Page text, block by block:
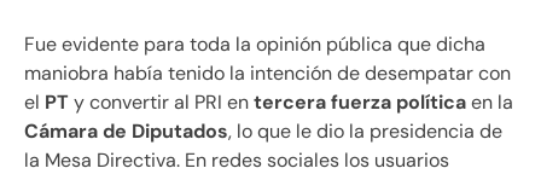
Fue evidente para toda la opinión pública que dicha
maniobra había tenido la intención de desempatar con
el PTy convertir al PRI entercera fuerza políticaen la
Cámara de Diputados, lo que le dio la presidencia de
la Mesa Directiva. En redes sociales los usuarios